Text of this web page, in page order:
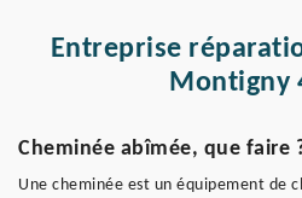
Entreprise
Montigny
Cheminée abîmée, que faire
Une cheminée est un équipement de